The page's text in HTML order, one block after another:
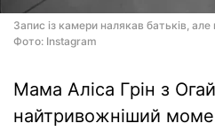
Запис із камери налякав батьків, але
Фото: Instagram
Мама Аліса Грін з
найтривожніший